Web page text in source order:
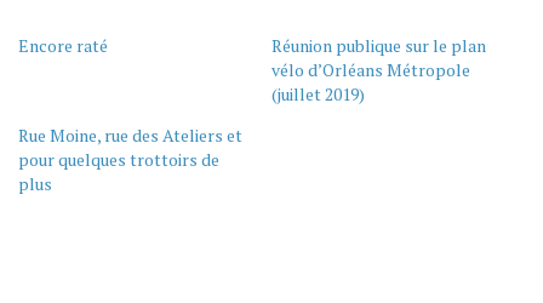
Encore raté
Réunion publique sur le plan
vélo d’Orléans Métropole
(juillet 2019)
Rue Moine, rue des Ateliers et
pour quelques trottoirs de
plus